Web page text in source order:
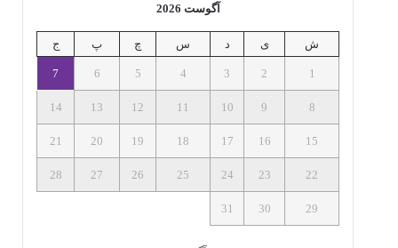
آگوست 2026
ش ی د س چ پ ج
1
2
3
4
5
6
7
8
9
10
11
12
13
14
15
16
17
18
19
20
21
22
23
24
25
26
27
28
29
30
31